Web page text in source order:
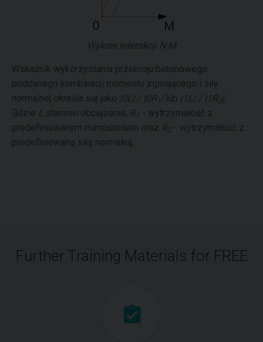
Wykres interakcji N-M
Wskaźnik wykorzystania przekroju betonowego
poddanego kombinacji momentu zginającego i siły
normalnej określa się jako |0L| / |0R 1 |lub |1L| / |1R2 |.
Gdzie L stanowi obciążenie, R 1 - wytrzymałość z
predefiniowanym mimośrodem oraz R2
- wytrzymałość z
predefiniowaną siłą normalną.
Further Training Materials for FREE